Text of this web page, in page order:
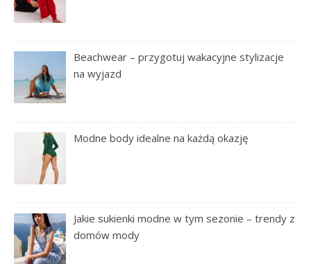
Beachwear – przygotuj wakacyjne stylizacje
na wyjazd
Modne body idealne na każdą okazję
Jakie sukienki modne w tym sezonie – trendy z
domów mody